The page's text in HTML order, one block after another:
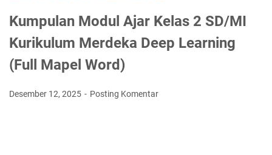
Kumpulan Modul Ajar Kelas 2 SD/MI
Kurikulum Merdeka Deep Learning
(Full Mapel Word)
Desember 12, 2025 Posting Komentar